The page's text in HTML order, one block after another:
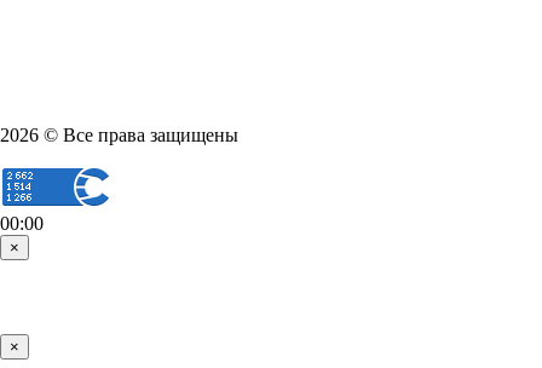
2026 © Все права защищены
00:00
×
×